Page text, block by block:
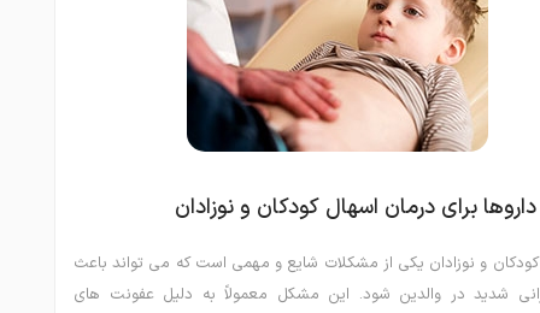
برای درمان اسهال کودکان و نوزادان
و نوزادان یکی از مشکلات شایع و مهمی است که می تواند باعث
شدید در والدین شود. این مشکل معمولاً به دلیل عفونت های